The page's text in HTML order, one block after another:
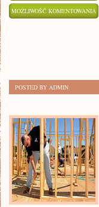
MOŻLIWOŚĆ KOMENTOWANIA
POSTED BY ADMIN